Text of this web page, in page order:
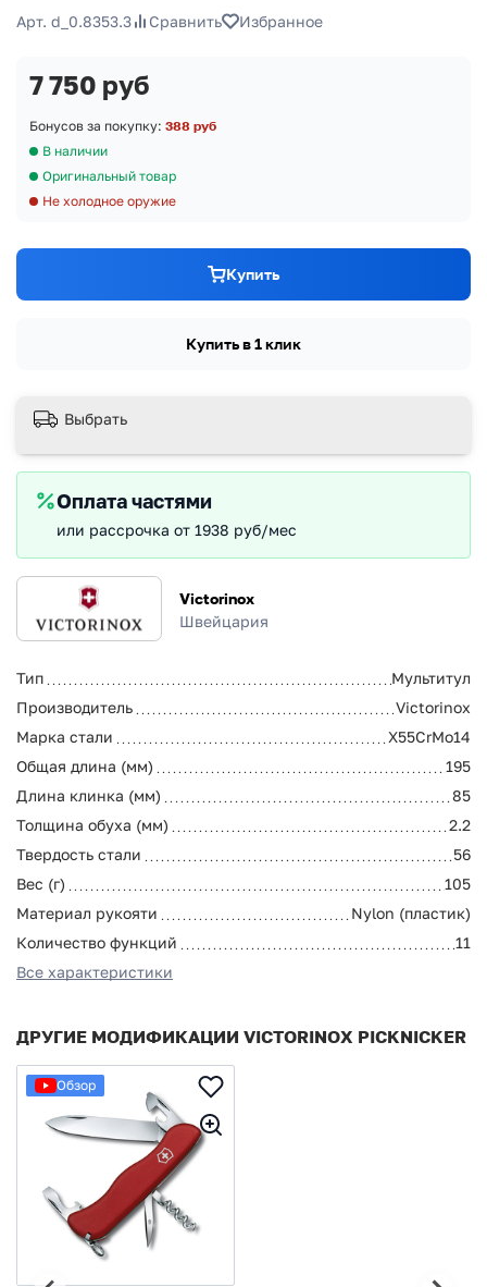
Арт. d_0.8353.3 Сравнить Избранное
Victorinox
Швейцария
Тип
Мультитул
Производитель
Victorinox
Марка стали
X55CrMo14
Общая длина (мм)
195
Длина клинка (мм)
85
Толщина обуха (мм)
2.2
Твердость стали
56
Вес (г)
105
Материал рукояти
Nylon (пластик)
Количество функций
11
Все характеристики
7 750 руб
Бонусов за покупку: 388 руб
В наличии
Оригинальный товар
Не холодное оружие
Купить
Купить в 1 клик
Выбрать
Оплата частями
или рассрочка от 1938 руб/мес
ДРУГИЕ МОДИФИКАЦИИ VICTORINOX PICKNICKER
Обзор